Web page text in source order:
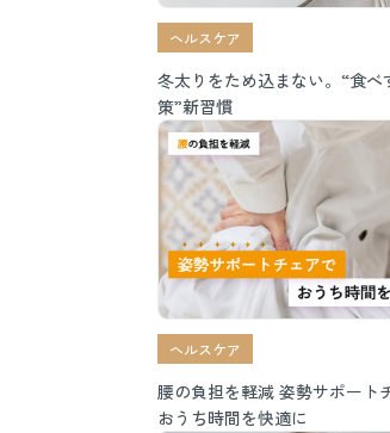
ヘルスケア
冬太りをため込まない。“食べ
策”新習慣
ヘルスケア
腰の負担を軽減 姿勢サポート
おうち時間を快適に